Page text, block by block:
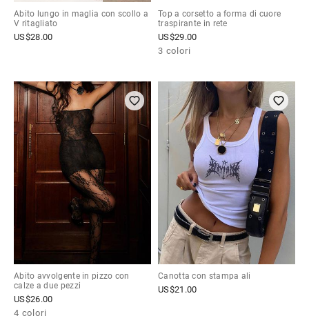
Abito lungo in maglia con scollo a
V ritagliato
US$28.00
Top a corsetto a forma di cuore
traspirante in rete
US$29.00
3 colori
Abito avvolgente in pizzo con
calze a due pezzi
US$26.00
4 colori
Canotta con stampa ali
US$21.00